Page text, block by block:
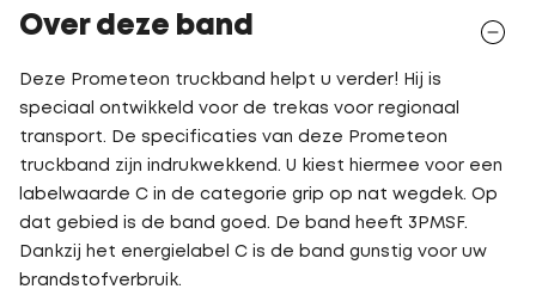
Over deze band
Deze Prometeon truckband helpt u verder! Hij is
speciaal ontwikkeld voor de trekas voor regionaal
transport. De specificaties van deze Prometeon
truckband zijn indrukwekkend. U kiest hiermee voor een
labelwaarde C in de categorie grip op nat wegdek. Op
dat gebied is de band goed. De band heeft 3PMSF.
Dankzij het energielabel C is de band gunstig voor uw
brandstofverbruik.